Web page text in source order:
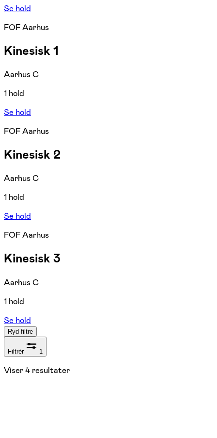
Se hold
FOF Aarhus
Kinesisk 1
Aarhus C
1 hold
Se hold
FOF Aarhus
Kinesisk 2
Aarhus C
1 hold
Se hold
FOF Aarhus
Kinesisk 3
Aarhus C
1 hold
Se hold
Ryd filtre
Filtrér 1
Viser4 resultater